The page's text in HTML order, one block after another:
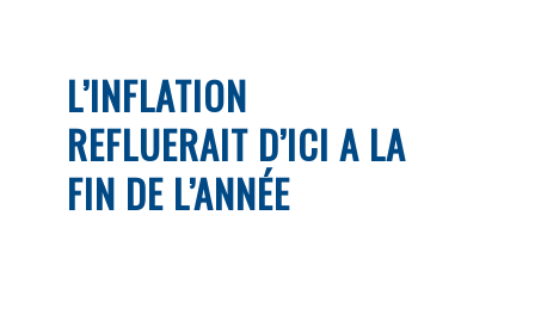
L’INFLATION
REFLUERAIT D’ICI A LA
FIN DE L’ANNÉE